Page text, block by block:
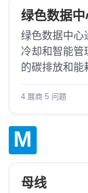
绿色数据中
绿色数据中心
冷却和智能管
的碳排放和能
4 展商·5 问题
M
母线